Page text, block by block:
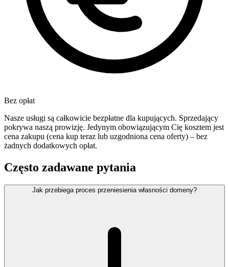
Bez opłat
Nasze usługi są całkowicie bezpłatne dla kupujących. Sprzedający
pokrywa naszą prowizję. Jedynym obowiązującym Cię kosztem jest
cena zakupu (cena kup teraz lub uzgodniona cena oferty) – bez
żadnych dodatkowych opłat.
Często zadawane pytania
Jak przebiega proces przeniesienia własności domeny?